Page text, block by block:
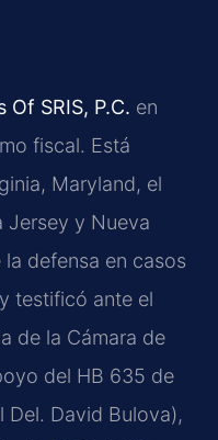
Of SRIS, P.C. en
fiscal. Está
Maryland, el
Jersey y Nueva
la defensa en casos
testificó ante el
de la Cámara de
del HB 635 de
Del. David Bulova),